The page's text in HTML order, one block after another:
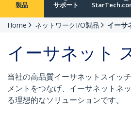
製品 サポート
Home ネットワークI/O製品 イーサ
イーサネット
当社の高品質イーサネットスイッ
メントをつなげ、イーサネットネ
る理想的なソリューションです。